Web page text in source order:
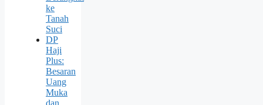
ke
Tanah
Suci
DP
Haji
Plus:
Besaran
Uang
Muka